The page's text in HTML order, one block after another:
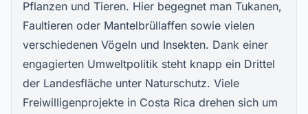
Pflanzen und Tieren. Hier begegnet man Tukanen,
Faultieren oder Mantelbrüllaffen sowie vielen
verschiedenen Vögeln und Insekten. Dank einer
engagierten Umweltpolitik steht knapp ein Drittel
der Landesfläche unter Naturschutz. Viele
Freiwilligenprojekte in Costa Rica drehen sich um